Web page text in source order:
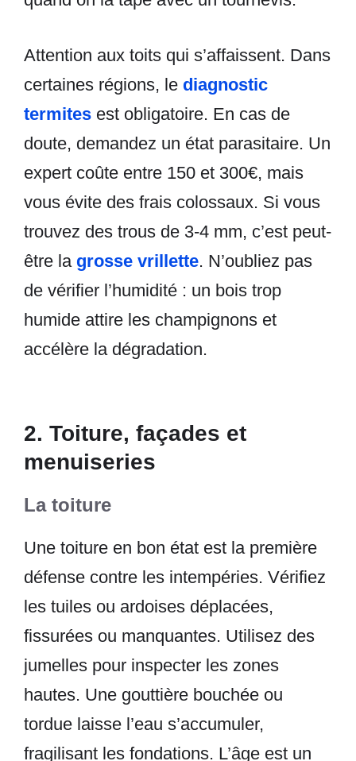
Attention aux toits qui s’affaissent. Dans
certaines régions, le diagnostic
termites est obligatoire. En cas de
doute, demandez un état parasitaire. Un
expert coûte entre 150 et 300€, mais
vous évite des frais colossaux. Si vous
trouvez des trous de 3-4 mm, c’est peut-
être la grosse vrillette. N’oubliez pas
de vérifier l’humidité : un bois trop
humide attire les champignons et
accélère la dégradation.
2. Toiture, façades et
menuiseries
La toiture
Une toiture en bon état est la première
défense contre les intempéries. Vérifiez
les tuiles ou ardoises déplacées,
fissurées ou manquantes. Utilisez des
jumelles pour inspecter les zones
hautes. Une gouttière bouchée ou
tordue laisse l’eau s’accumuler,
fragilisant les fondations. L’âge est un